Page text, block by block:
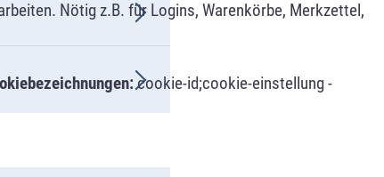
Nötig z.B. für Logins, Warenkörbe, Merkzettel,
cookie-id;cookie-einstellung -